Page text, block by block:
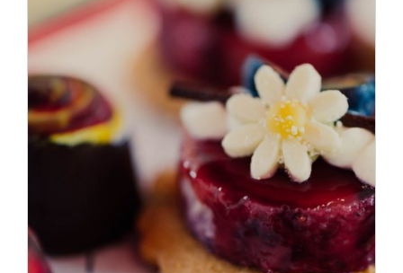
ADD TO CART / DETALLES